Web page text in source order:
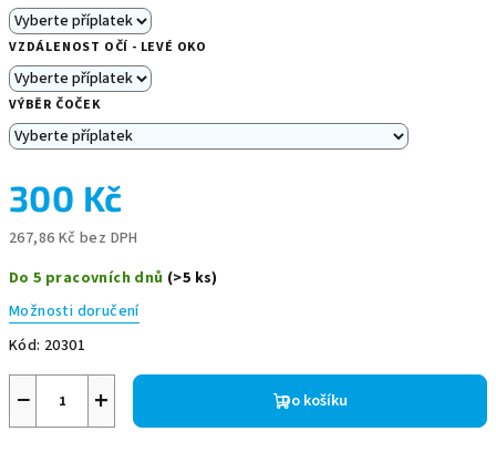
VZDÁLENOST OČÍ - LEVÉ OKO
VÝBĚR ČOČEK
300 Kč
267,86 Kč bez DPH
cena:
Do 5 pracovních dnů (>5 ks)
Možnosti doručení
Kód: 20301
+
− Do košíku